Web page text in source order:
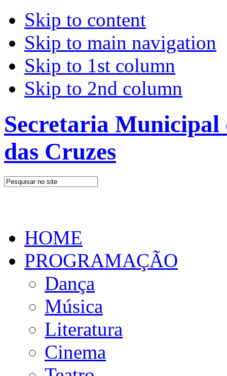
Skip to content
Skip to main navigation
Skip to 1st column
Skip to 2nd column
Secretaria
das Cruzes
HOME
PROGRAMAÇÃO
Dança
Música
Literatura
Cinema